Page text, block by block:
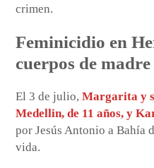
crimen.
Feminicidio en
cuerpos de
El 3 de julio,Margarita y
Medellin, de 11 años, y
por Jesús Antonio a Bahía
vida.